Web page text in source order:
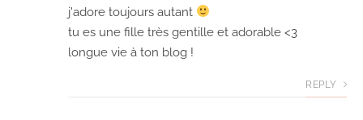
j'adore toujours autant
tu es une fille très gentille et adorable <3
longue vie à ton blog !
REPLY